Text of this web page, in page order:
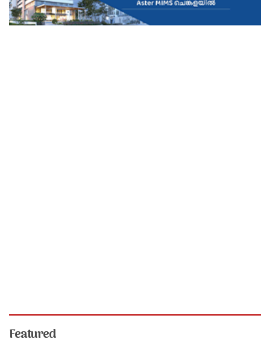
Featured